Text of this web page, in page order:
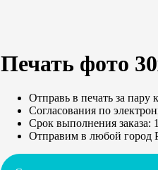
Печать фото
Отправь в печать за пару
Согласования по
Срок выполнения заказа:
Отправим в любой город